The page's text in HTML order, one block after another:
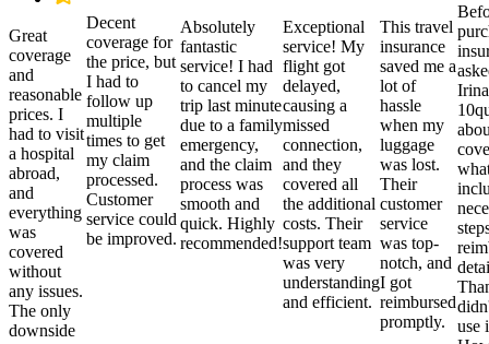
Great
coverage
and
reasonable
prices. I
had to visit
a hospital
abroad,
and
everything
was
covered
without
any issues.
The only
downside
Decent
coverage for
the price, but
I had to
follow up
multiple
times to get
my claim
processed.
Customer
service could
be improved.
Absolutely
fantastic
service! I had
to cancel my
trip last minute
due to a family
emergency,
and the claim
process was
smooth and
quick. Highly
recommended!
Exceptional
service! My
flight got
delayed,
causing a
missed
connection,
and they
covered all
the additional
costs. Their
support team
was very
understanding
and efficient.
This travel
insurance
saved me a
lot of
hassle
when my
luggage
was lost.
Their
customer
service
was top-
notch, and
I got
reimbursed
promptly.
use